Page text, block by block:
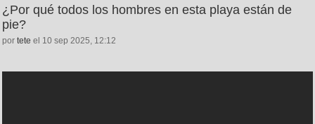
¿Por qué todos los hombres en esta playa están de
pie?
por tete el 10 sep 2025, 12:12